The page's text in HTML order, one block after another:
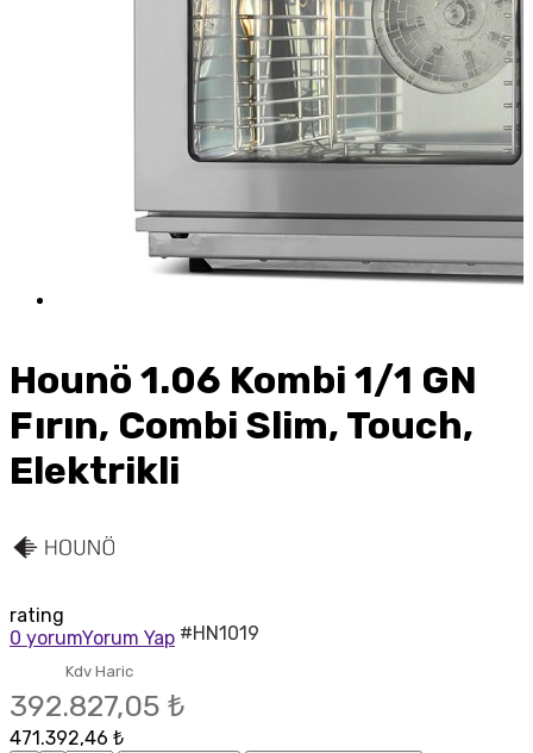
Hounö 1.06 Kombi 1/1 GN
Fırın, Combi Slim, Touch,
Elektrikli
rating
0 yorumYorum Yap #HN1019
Kdv Haric
392.827,05 ₺
471.392,46 ₺